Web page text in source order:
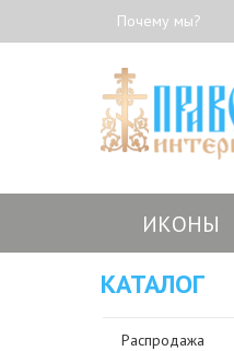
Почему мы?
ИКОНЫ
КАТАЛОГ
Распродажа